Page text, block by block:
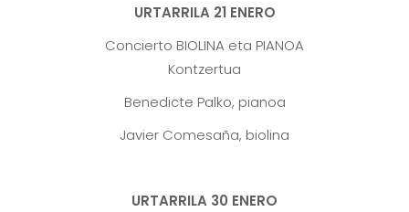
URTARRILA 21 ENERO
Concierto BIOLINA eta PIANOA
Kontzertua
Benedicte Palko, pianoa
Javier Comesaña, biolina
URTARRILA 30 ENERO